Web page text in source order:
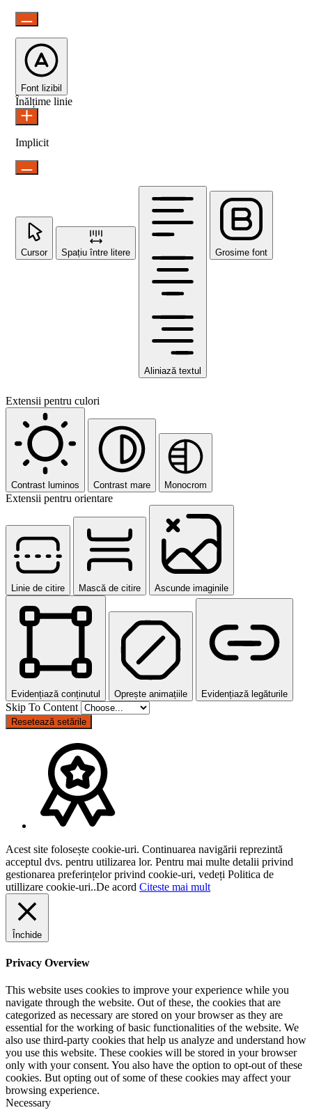
Font lizibil
Înălțime linie
Implicit
Cursor Spațiu între litere
Aliniază textul
Grosime font
Extensii pentru culori
Contrast luminos Contrast mare Monocrom
Extensii pentru orientare
Linie de citire Mască de citire Ascunde imaginile
Evidențiază conținutul Oprește animațiile Evidențiază legăturile
Skip To Content
Resetează setările
Acest site folosește cookie-uri. Continuarea navigării reprezintă
acceptul dvs. pentru utilizarea lor. Pentru mai multe detalii privind
gestionarea preferințelor privind cookie-uri, vedeți Politica de
utillizare cookie-uri..De acord Citeste mai mult
Închide
Privacy Overview
This website uses cookies to improve your experience while you
navigate through the website. Out of these, the cookies that are
categorized as necessary are stored on your browser as they are
essential for the working of basic functionalities of the website. We
also use third-party cookies that help us analyze and understand how
you use this website. These cookies will be stored in your browser
only with your consent. You also have the option to opt-out of these
cookies. But opting out of some of these cookies may affect your
browsing experience.
Necessary